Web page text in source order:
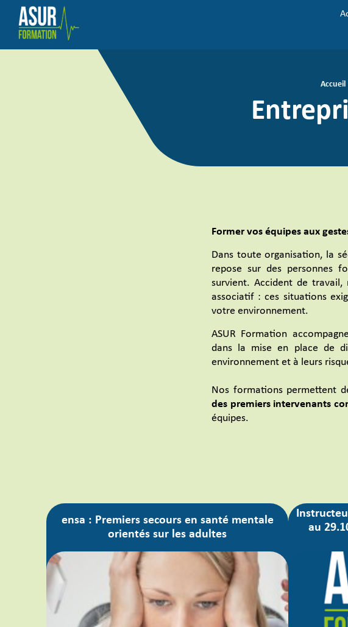
Accueil
Former vos équipes aux
Dans toute organisation, la
repose sur des personnes
survient. Accident de travail,
associatif : ces situations
votre environnement.
ASUR Formation
dans la mise en place de
environnement et à leurs
Nos formations permettent
des premiers intervenants
équipes.
ensa : Premiers secours en santé mentale
orientés sur les adultes
au